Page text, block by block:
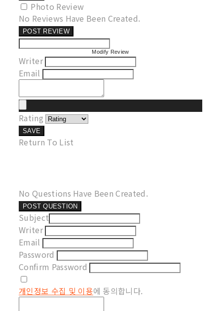
Photo Review
No Reviews Have Been Created.
POST REVIEW
Modify Review
Writer
Email
Rating
SAVE
Return To List
No Questions Have Been Created.
POST QUESTION
Subject
Writer
Email
Password
Confirm Password
개인정보 수집 및 이용에 동의합니다.